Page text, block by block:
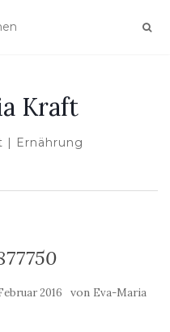
Kraft
| Ernährung
2016 von Eva-Maria